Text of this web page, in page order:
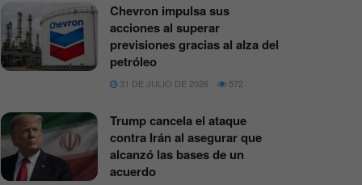
Chevron impulsa sus
acciones al superar
previsiones gracias al alza del
petróleo
31 DE JULIO DE 2026 572
Trump cancela el ataque
contra Irán al asegurar que
alcanzó las bases de un
acuerdo